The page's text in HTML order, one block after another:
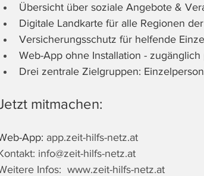
Übersicht über soziale Angebote &
Digitale Landkarte für alle Regionen
Versicherungsschutz für helfende
Web-App ohne Installation -
Drei zentrale Zielgruppen:
mitmachen:
App: app.zeit-hilfs-netz.at
info@zeit-hilfs-netz.at
Infos: www.zeit-hilfs-netz.at